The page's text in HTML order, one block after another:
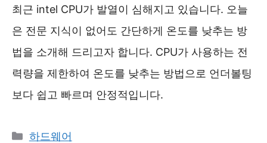
최근 intel CPU가 발열이 심해지고 있습니다. 오늘
은 전문 지식이 없어도 간단하게 온도를 낮추는 방
법을 소개해 드리고자 합니다. CPU가 사용하는 전
력량을 제한하여 온도를 낮추는 방법으로 언더볼팅
보다 쉽고 빠르며 안정적입니다.
카
하드웨어